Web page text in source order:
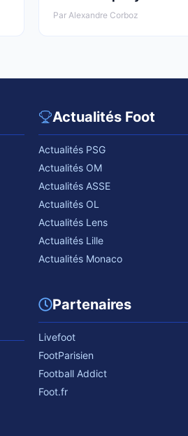
Par Alexandre Corboz
Actualités Foot
Actualités PSG
Actualités OM
Actualités ASSE
Actualités OL
Actualités Lens
Actualités Lille
Actualités Monaco
Partenaires
Livefoot
FootParisien
Football Addict
Foot.fr